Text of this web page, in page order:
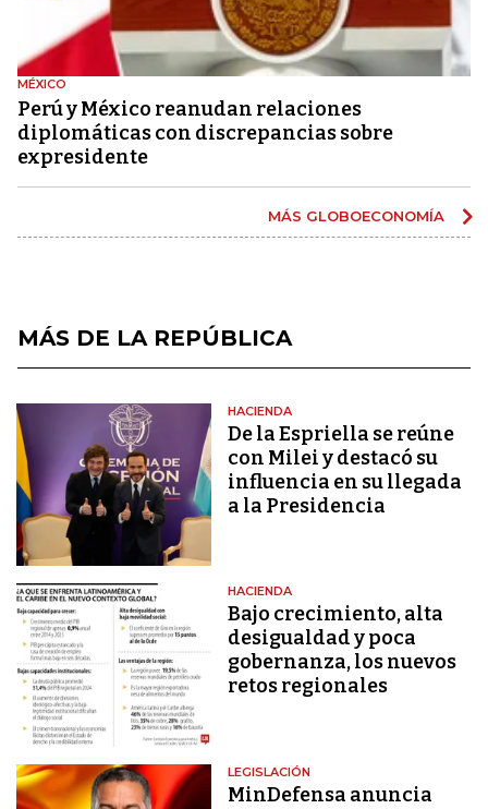
MÉXICO
Perú y México reanudan relaciones
diplomáticas con discrepancias sobre
expresidente
MÁS GLOBOECONOMÍA
MÁS DE LA REPÚBLICA
HACIENDA
De la Espriella se reúne
con Milei y destacó su
influencia en su llegada
a la Presidencia
HACIENDA
Bajo crecimiento, alta
desigualdad y poca
gobernanza, los nuevos
retos regionales
LEGISLACIÓN
MinDefensa anuncia